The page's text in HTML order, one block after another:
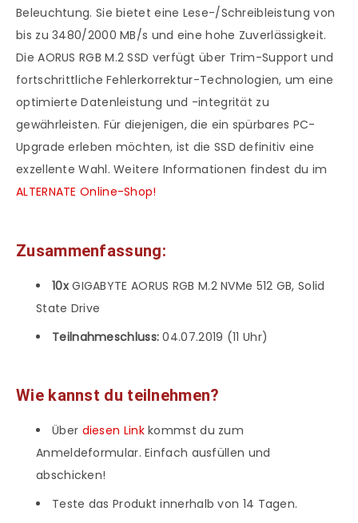
Beleuchtung. Sie bietet eine Lese-/Schreibleistung von
bis zu 3480/2000 MB/s und eine hohe Zuverlässigkeit.
Die AORUS RGB M.2 SSD verfügt über Trim-Support und
fortschrittliche Fehlerkorrektur-Technologien, um eine
optimierte Datenleistung und -integrität zu
gewährleisten. Für diejenigen, die ein spürbares PC-
Upgrade erleben möchten, ist die SSD definitiv eine
exzellente Wahl. Weitere Informationen findest du im
ALTERNATE Online-Shop!
Zusammenfassung:
10xGIGABYTE AORUS RGB M.2 NVMe 512 GB, Solid
State Drive
Teilnahmeschluss: 04.07.2019 (11 Uhr)
Wie kannst du teilnehmen?
Über diesen Linkkommst du zum
Anmeldeformular. Einfach ausfüllen und
abschicken!
Teste das Produkt innerhalb von 14 Tagen.